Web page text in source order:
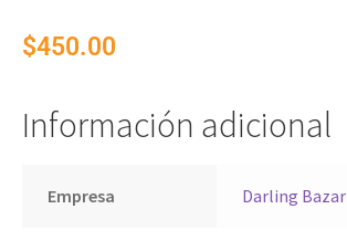
$450.00
Información adicional
Empresa Darling Bazar